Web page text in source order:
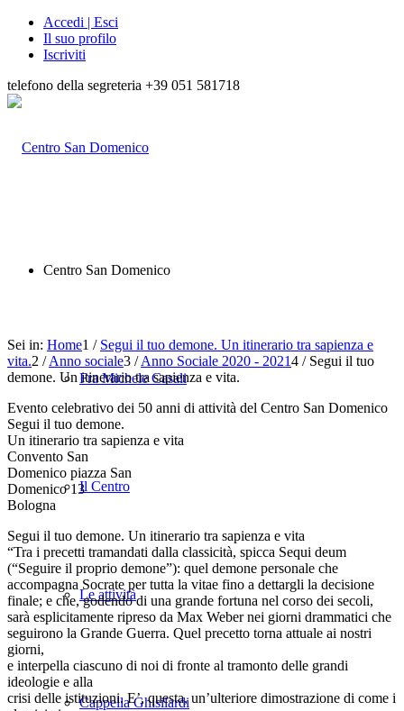
Accedi | Esci
Il suo profilo
Iscriviti
telefono della segreteria +39 051 581718
Centro San Domenico
Fra Michele Casali
Il Centro
Le attività
Cappella Ghisilardi
Sei in: Home1 / Segui il tuo demone. Un itinerario tra sapienza e
vita.2 / Anno sociale3 / Anno Sociale 2020 - 20214 / Segui il tuo
demone. Un itinerario tra sapienza e vita.
Evento celebrativo dei 50 anni di attività del Centro San Domenico
Segui il tuo demone.
Un itinerario tra sapienza e vita
Convento San
Domenico piazza San
Domenico 13
Bologna
Segui il tuo demone. Un itinerario tra sapienza e vita
“Tra i precetti tramandati dalla classicità, spicca Sequi deum
(“Seguire il proprio demone”): quel demone personale che
accompagna Socrate per tutta la vitae fino a dettargli la decisione
finale; e che, godendo di una grande fortuna nel corso dei secoli,
sarà esplicitamente ripreso da Max Weber nei giorni drammatici che
seguirono la Grande Guerra. Quel precetto torna attuale ai nostri
giorni,
e interpella ciascuno di noi di fronte al tramonto delle grandi
ideologie e alla
crisi delle istituzioni. E’, questa, un’ulteriore dimostrazione di come i